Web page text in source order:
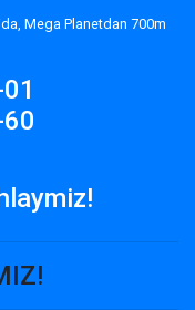
Mega Planetdan 700m